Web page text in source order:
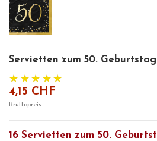
Servietten zum 50. Geburtstag
4,15 CHF
Bruttopreis
16 Servietten zum 50.